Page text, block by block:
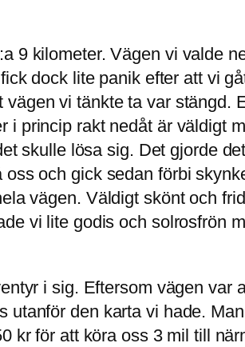
9 kilometer. Vägen vi valde
dock lite panik efter att vi
vi tänkte ta var stängd.
princip rakt nedåt är väldigt
skulle lösa sig. Det gjorde
och gick sedan förbi
vägen. Väldigt skönt och
vi lite godis och solrosfrön
i sig. Eftersom vägen var
den karta vi hade.
kr för att köra oss 3 mil till